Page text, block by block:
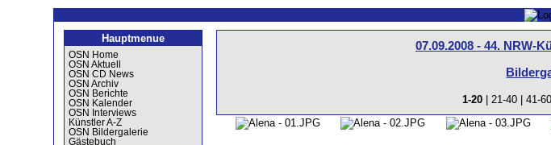
Hauptmenue
OSN Home
OSN Aktuell
OSN CD News
OSN Archiv
OSN Berichte
OSN Kalender
OSN Interviews
Künstler A-Z
OSN Bildergalerie
Gästebuch
07.09.2008 - 44. NRW-
1-20 | 21-40 |41-60